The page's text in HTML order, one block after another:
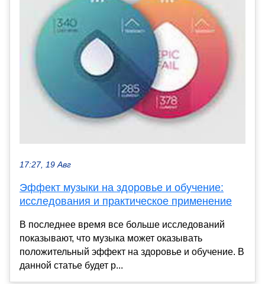
17:27, 19 Авг
Эффект музыки на здоровье и обучение:
исследования и практическое применение
В последнее время все больше исследований
показывают, что музыка может оказывать
положительный эффект на здоровье и обучение. В
данной статье будет р...